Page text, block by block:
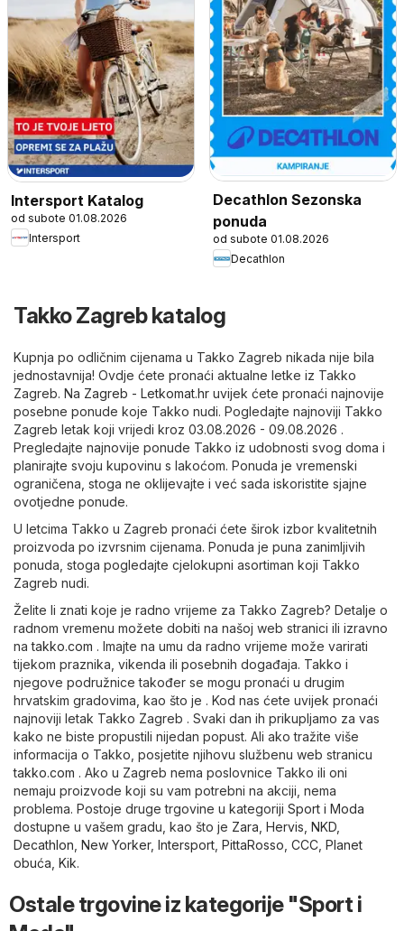
Intersport Katalog
od subote 01.08.2026
Intersport
Decathlon Sezonska
ponuda
od subote 01.08.2026
Decathlon
Takko Zagreb katalog
Kupnja po odličnim cijenama u Takko Zagreb nikada nije bila
jednostavnija! Ovdje ćete pronaći aktualne letke iz Takko
Zagreb. Na Zagreb - Letkomat.hr uvijek ćete pronaći najnovije
posebne ponude koje Takko nudi. Pogledajte najnoviji Takko
Zagreb letak koji vrijedi kroz 03.08.2026 - 09.08.2026 .
Pregledajte najnovije ponude Takko iz udobnosti svog doma i
planirajte svoju kupovinu s lakoćom. Ponuda je vremenski
ograničena, stoga ne oklijevajte i već sada iskoristite sjajne
ovotjedne ponude.
U letcima Takko u Zagreb pronaći ćete širok izbor kvalitetnih
proizvoda po izvrsnim cijenama. Ponuda je puna zanimljivih
ponuda, stoga pogledajte cjelokupni asortiman koji Takko
Zagreb nudi.
Želite li znati koje je radno vrijeme za Takko Zagreb? Detalje o
radnom vremenu možete dobiti na našoj web stranici ili izravno
natakko.com . Imajte na umu da radno vrijeme može varirati
tijekom praznika, vikenda ili posebnih događaja. Takko i
njegove podružnice također se mogu pronaći u drugim
hrvatskim gradovima, kao što je . Kod nas ćete uvijek pronaći
najnoviji letak Takko Zagreb . Svaki dan ih prikupljamo za vas
kako ne biste propustili nijedan popust. Ali ako tražite više
informacija o Takko, posjetite njihovu službenu web stranicu
takko.com . Ako u Zagreb nema poslovnice Takko ili oni
nemaju proizvode koji su vam potrebni na akciji, nema
problema. Postoje druge trgovine u kategoriji Sport i Moda
dostupne u vašem gradu, kao što je Zara Hervis NKD
Decathlon New Yorker, Intersport PittaRosso CCC Planet
obuća Kik.
Ostale trgovine iz kategorije "Sport i